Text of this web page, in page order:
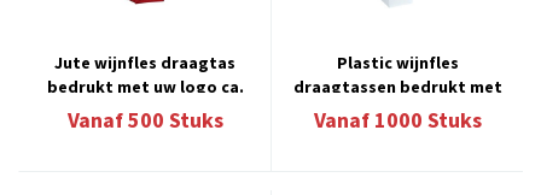
Jute wijnfles draagtas
bedrukt met uw logo ca.
12 á 14 weken
Vanaf500 Stuks
Plastic wijnfles
draagtassen bedrukt met
uw logo ca. 6 á 8 weken
Vanaf1000 Stuks